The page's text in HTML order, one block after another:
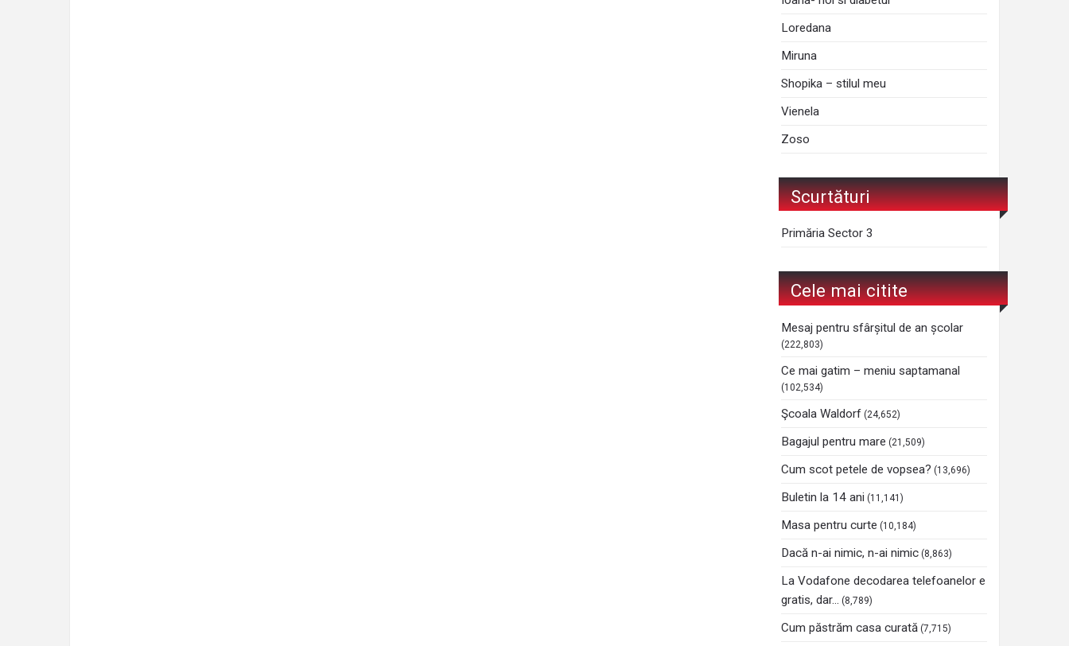
Loredana
Miruna
Shopika – stilul meu
Vienela
Zoso
Scurtături
Primăria Sector 3
Cele mai citite
Mesaj pentru sfârșitul de an școlar
(222,803)
Ce mai gatim – meniu saptamanal
(102,534)
Şcoala Waldorf (24,652)
Bagajul pentru mare (21,509)
Cum scot petele de vopsea? (13,696)
Buletin la 14 ani (11,141)
Masa pentru curte (10,184)
Dacă n-ai nimic, n-ai nimic (8,863)
La Vodafone decodarea telefoanelor e
gratis, dar… (8,789)
Cum păstrăm casa curată (7,715)